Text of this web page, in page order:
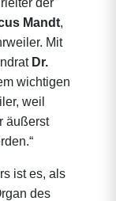
der
Mandt,
Mit
Dr.
wichtigen
weil
äußerst
ist es, als
des